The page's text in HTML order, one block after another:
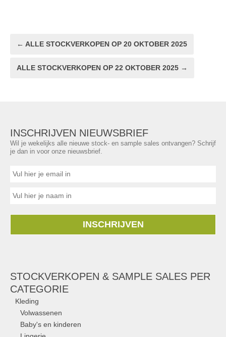
← ALLE STOCKVERKOPEN OP 20 OKTOBER 2025
ALLE STOCKVERKOPEN OP 22 OKTOBER 2025 →
INSCHRIJVEN NIEUWSBRIEF
Wil je wekelijks alle nieuwe stock- en sample sales ontvangen? Schrijf
je dan in voor onze nieuwsbrief.
INSCHRIJVEN
STOCKVERKOPEN & SAMPLE SALES PER
CATEGORIE
Kleding
Volwassenen
Baby's en kinderen